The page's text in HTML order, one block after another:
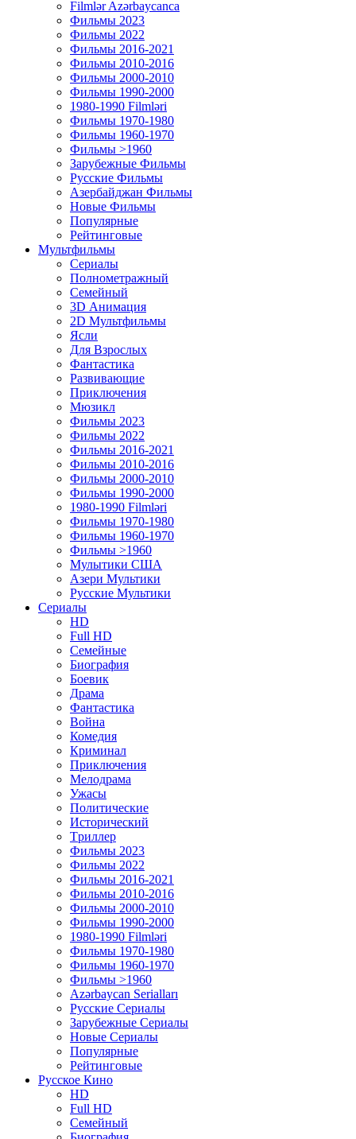
Filmlər Azərbaycanca
Фильмы 2023
Фильмы 2022
Фильмы 2016-2021
Фильмы 2010-2016
Фильмы 2000-2010
Фильмы 1990-2000
1980-1990 Filmləri
Фильмы 1970-1980
Фильмы 1960-1970
Фильмы >1960
Зарубежные Фильмы
Русские Фильмы
Азербайджан Фильмы
Новые Фильмы
Популярные
Рейтинговые
Мультфильмы
Сериалы
Полнометражный
Семейный
3D Анимация
2D Мультфильмы
Ясли
Для Взрослых
Фантастика
Развивающие
Приключения
Мюзикл
Фильмы 2023
Фильмы 2022
Фильмы 2016-2021
Фильмы 2010-2016
Фильмы 2000-2010
Фильмы 1990-2000
1980-1990 Filmləri
Фильмы 1970-1980
Фильмы 1960-1970
Фильмы >1960
Мулытики США
Азери Мультики
Русские Мультики
Сериалы
HD
Full HD
Семейные
Биография
Боевик
Драма
Фантастика
Война
Комедия
Криминал
Приключения
Мелодрама
Ужасы
Политические
Исторический
Tриллер
Фильмы 2023
Фильмы 2022
Фильмы 2016-2021
Фильмы 2010-2016
Фильмы 2000-2010
Фильмы 1990-2000
1980-1990 Filmləri
Фильмы 1970-1980
Фильмы 1960-1970
Фильмы >1960
Azərbaycan Serialları
Русские Сериалы
Зарубежные Сериалы
Новые Сериалы
Популярные
Рейтинговые
Русское Кино
HD
Full HD
Семейный